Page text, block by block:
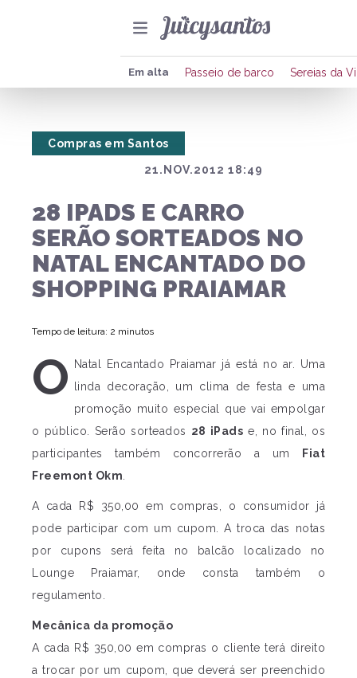
Em alta Passeio de barco Sereias da
21.NOV.2012 18:49
Compras em Santos
28 IPADS E CARRO
SERÃO SORTEADOS NO
NATAL ENCANTADO DO
SHOPPING PRAIAMAR
Tempo de leitura: 2 minutos
O
Natal Encantado Praiamar já está no ar. Uma
linda decoração, um clima de festa e uma
promoção muito especial que vai empolgar
o público. Serão sorteados 28 iPads e, no final, os
participantes também concorrerão a um
Fiat
Freemont Okm
A cada R$ 350,00 em compras, o consumidor já
pode participar com um cupom. A troca das notas
por cupons será feita no balcão localizado no
Lounge Praiamar, onde consta também o
regulamento.
Mecânica da promoção
A cada R$ 350,00 em compras o cliente terá direito
a trocar por um cupom, que deverá ser preenchido